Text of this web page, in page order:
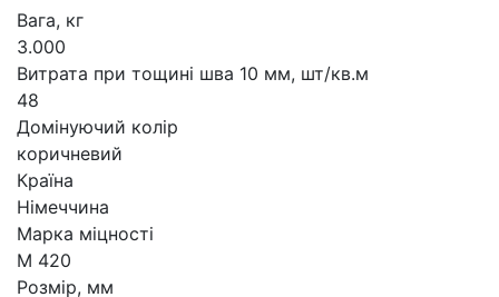
Вага, кг
3.000
Витрата при тощині шва 10 мм, шт/кв.м
48
Домінуючий колір
коричневий
Країна
Німеччина
Марка міцності
М 420
Розмір, мм